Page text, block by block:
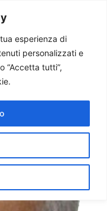
esperienza di
personalizzati e
“Accetta tutti”,
urgente